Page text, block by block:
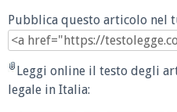
Pubblica questo articolo nel
Leggi online il testo degli
legale in Italia: